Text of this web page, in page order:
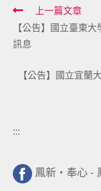
Read
more
articles
上一篇文章
【公告】國立臺東
訊息
【公告】國立宜蘭
:::
鳳新・奉心 -